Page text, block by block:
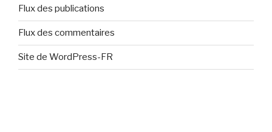
Flux des publications
Flux des commentaires
Site de WordPress-FR